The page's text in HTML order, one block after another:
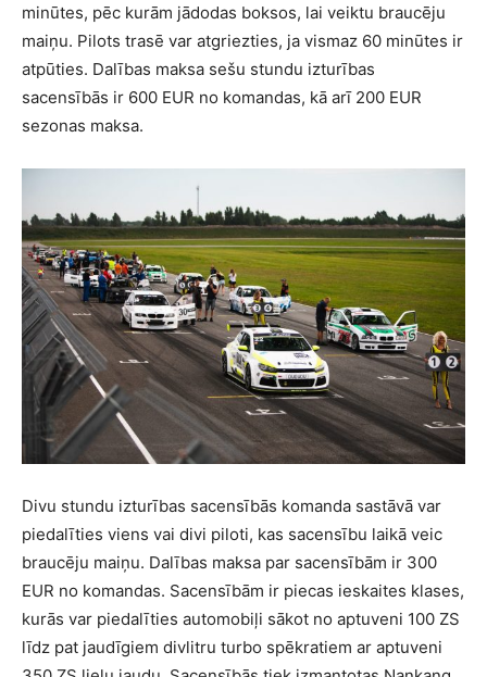
minūtes, pēc kurām jādodas boksos, lai veiktu braucēju
maiņu. Pilots trasē var atgriezties, ja vismaz 60 minūtes ir
atpūties. Dalības maksa sešu stundu izturības
sacensībās ir 600 EUR no komandas, kā arī 200 EUR
sezonas maksa.
Divu stundu izturības sacensībās komanda sastāvā var
piedalīties viens vai divi piloti, kas sacensību laikā veic
braucēju maiņu. Dalības maksa par sacensībām ir 300
EUR no komandas. Sacensībām ir piecas ieskaites klases,
kurās var piedalīties automobiļi sākot no aptuveni 100 ZS
līdz pat jaudīgiem divlitru turbo spēkratiem ar aptuveni